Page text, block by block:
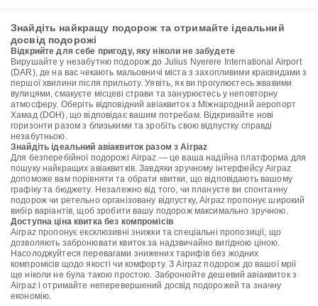
Знайдіть найкращу подорож та отримайте ідеальний
досвід подорожі
Відкрийте для себе пригоду, яку ніколи не забудете
Вирушайте у незабутню подорож до Julius Nyerere International Airport
(DAR), де на вас чекають мальовничі міста з захопливими краєвидами з
першої хвилини після прильоту. Уявіть, як ви прогулюєтесь жвавими
вулицями, смакуєте місцеві страви та занурюєтесь у неповторну
атмосферу. Оберіть відповідний авіаквиток з Міжнародний аеропорт
Хамад (DOH), що відповідає вашим потребам. Відкривайте нові
горизонти разом з близькими та зробіть свою відпустку справді
незабутньою.
Знайдіть ідеальний авіаквиток разом з Airpaz
Для безперебійної подорожі Airpaz — це ваша надійна платформа для
пошуку найкращих авіаквитків. Завдяки зручному інтерфейсу Airpaz
допоможе вам порівняти та обрати квитки, що відповідають вашому
графіку та бюджету. Незалежно від того, чи плануєте ви спонтанну
подорож чи ретельно організовану відпустку, Airpaz пропонує широкий
вибір варіантів, щоб зробити вашу подорож максимально зручною.
Доступна ціна квитка без компромісів
Airpaz пропонує ексклюзивні знижки та спеціальні пропозиції, що
дозволяють забронювати квиток за надзвичайно вигідною ціною.
Насолоджуйтеся перевагами знижених тарифів без жодних
компромісів щодо якості чи комфорту. З Airpaz подорож до вашої мрії
ще ніколи не була такою простою. Забронюйте дешевий авіаквиток з
Airpaz і отримайте неперевершений досвід подорожей та значну
економію.